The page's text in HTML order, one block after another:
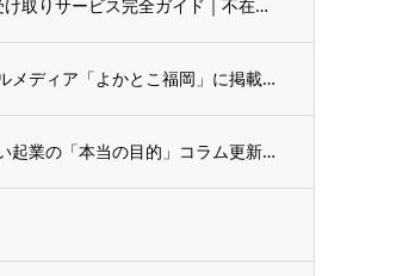
4月のオススメコラムは「バーチャルオフィスの荷物受け取りサービス完全ガイド｜不在でも安...
株式会社サイダーストーリーが運営する福岡のローカルメディア「よかとこ福岡」に掲載されま...
「なぜ会社を作るの？」ドラッカーに学ぶ、失敗しない起業の「本当の目的」コラム更新しまし...